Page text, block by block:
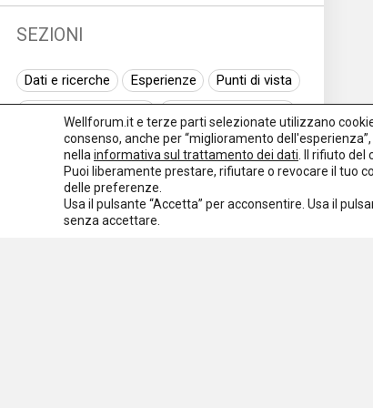
SEZIONI
Dati e ricerche Esperienze
Punti di vista
Normativa europea
Rassegna normativa
I seminari di Welforum
Eventi
Spazio ai promotori
Wellforum.it e terze parti selezionate utilizzano
consenso, anche per “miglioramento
nella informativa sul trattamento dei dati . Il rifiuto
Puoi liberamente prestare, rifiutare o revocare il tuo
delle preferenze.
Usa il pulsante “Accetta” per acconsentire. Usa il
senza accettare.